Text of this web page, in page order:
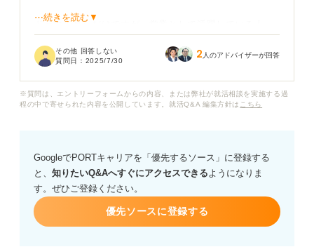
ドラマで見ただけですが、営業として活躍している人
そういった営業の仕事を想像するとすごく緊張してき
て、やはり自分には向いていないのかも、と思ってしま
います。
実際、緊張しやすい人は営業は向いていないでしょう
⋯続きを読む▼
その他 回答しない
質問日： 2025/7/30 2 人のアドバイザーが回答
※質問は、エントリーフォームからの内容、または弊社が就活相談を実施する過
程の中で寄せられた内容を公開しています。就活Q&A 編集方針は こちら
GoogleでPORTキャリアを「優先するソース」に登録する
と、 知りたいQ&Aへすぐにアクセスできるようになりま
す。ぜひご登録ください。
優先ソースに登録する